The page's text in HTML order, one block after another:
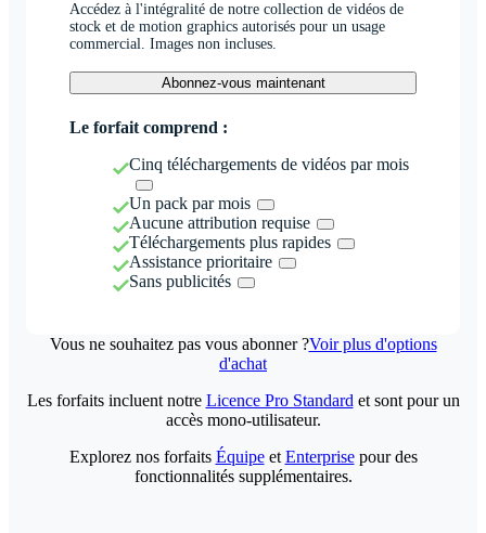
Accédez à l'intégralité de notre collection de vidéos de
stock et de motion graphics autorisés pour un usage
commercial. Images non incluses.
Abonnez-vous maintenant
Le forfait comprend :
Cinq téléchargements de vidéos par mois
Un pack par mois
Aucune attribution requise
Téléchargements plus rapides
Assistance prioritaire
Sans publicités
Vous ne souhaitez pas vous abonner ?Voir plus d'options
d'achat
Les forfaits incluent notre Licence Pro Standard et sont pour un
accès mono-utilisateur.
Explorez nos forfaits Équipeet Enterprisepour des
fonctionnalités supplémentaires.